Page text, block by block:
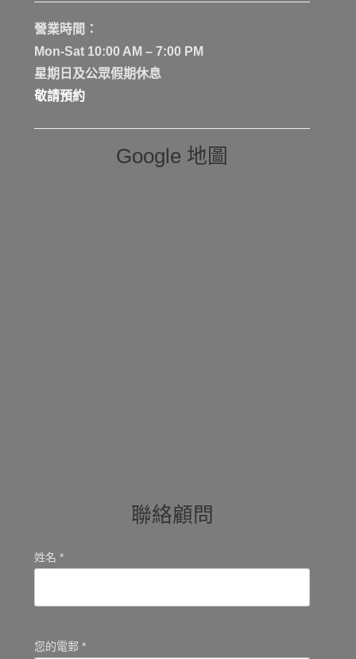
營業時間：
Mon-Sat 10:00 AM – 7:00 PM
星期日及公眾假期休息
敬請預約
Google 地圖
聯絡顧問
姓名 *
您的電郵 *